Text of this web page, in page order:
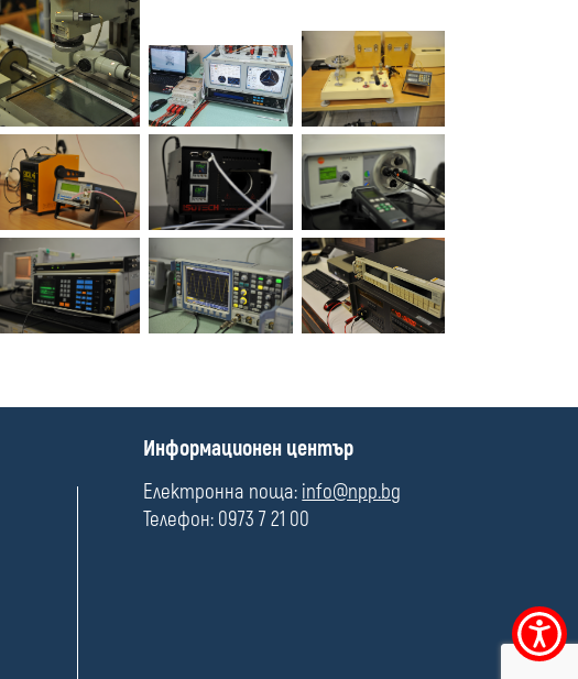
Меню
за
П
л
е
Информационен център
Електронна поща: info@npp.bg
Телефон: 0973 7 21 00